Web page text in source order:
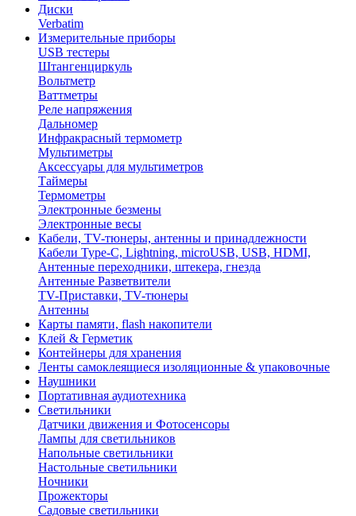
Диски
Verbatim
Измерительные приборы
USB тестеры
Штангенциркуль
Вольтметр
Ваттметры
Реле напряжения
Дальномер
Инфракрасный термометр
Мультиметры
Аксессуары для мультиметров
Таймеры
Термометры
Электронные безмены
Электронные весы
Кабели, TV-тюнеры, антенны и принадлежности
Кабели Type-C, Lightning, microUSB, USB, HDMI,
Антенные переходники, штекера, гнезда
Антенные Разветвители
TV-Приставки, TV-тюнеры
Антенны
Карты памяти, flash накопители
Клей & Герметик
Контейнеры для хранения
Ленты самоклеящиеся изоляционные & упаковочные
Наушники
Портативная аудиотехника
Светильники
Датчики движения и Фотосенсоры
Лампы для светильников
Напольные светильники
Настольные светильники
Ночники
Прожекторы
Садовые светильники